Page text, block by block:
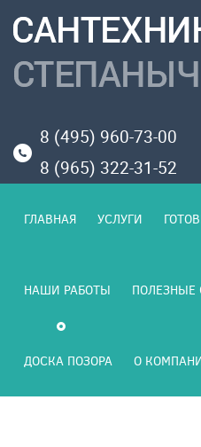
8 (495) 960-73-00
8 (965) 322-31-52
ГЛАВНАЯ УСЛУГИ
НАШИ РАБОТЫ ПОЛЕЗНЫЕ
ДОСКА ПОЗОРА О